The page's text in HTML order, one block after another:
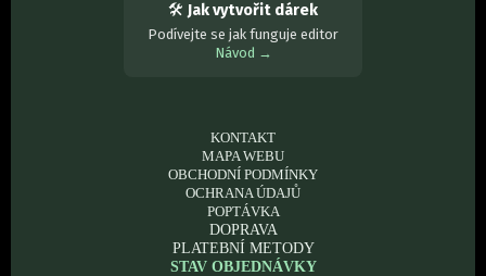
🛠 Jak vytvořit dárek
Podívejte se jak funguje editor
Návod →
KONTAKT
MAPA WEBU
OBCHODNÍ PODMÍNKY
OCHRANA ÚDAJŮ
POPTÁVKA
DOPRAVA
PLATEBNÍ METODY
STAV OBJEDNÁVKY